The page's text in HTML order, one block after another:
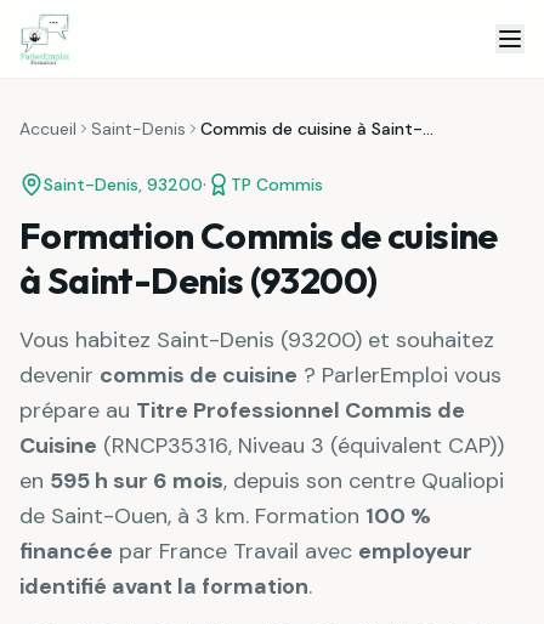
Skip to content
Accueil Saint-Denis Commis de cuisine à Saint-Denis
Saint-Denis, 93200· TP Commis
Formation Commis de cuisine
à Saint-Denis (93200)
Vous habitez Saint-Denis (93200) et souhaitez
devenir commis de cuisine ? ParlerEmploi vous
prépare au Titre Professionnel Commis de
Cuisine (RNCP35316, Niveau 3 (équivalent CAP))
en 595 h sur 6 mois, depuis son centre Qualiopi
de Saint-Ouen, à 3 km. Formation 100 %
financée par France Travail avec employeur
identifié avant la formation.